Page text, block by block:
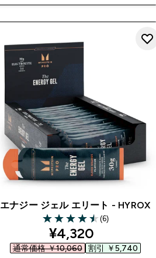
エナジー ジェル エリート - HYROX
4.5 out of 5 stars
(6)
discounted price
¥4,320‎
通常価格 ￥10,060‎ 割引 ￥5,740‎